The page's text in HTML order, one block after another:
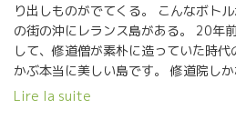
り出しものがでてくる。 こんなボト
の街の沖にレランス島がある。 20年
して、修道僧が素朴に造っていた時
かぶ本当に美しい島です。 修道院し
神酒です。 残念ながら幻のワインです
Lire la suite